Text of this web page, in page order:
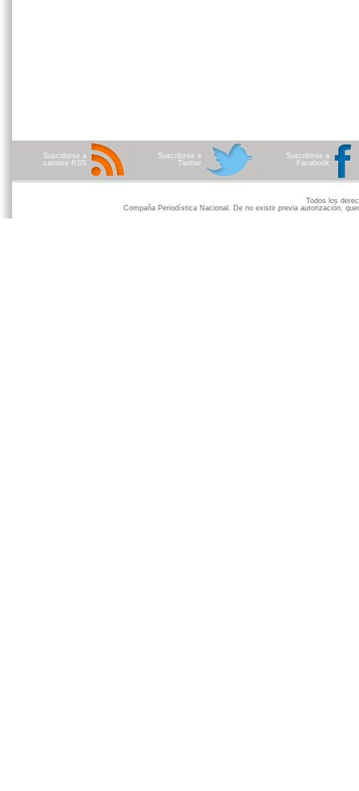
Suscribirse a
canales RSS
Suscribirse a
Twitter
Suscribirse a
Facebook
Todos los
Compaña Periodística Nacional. De no existir previa autorización,